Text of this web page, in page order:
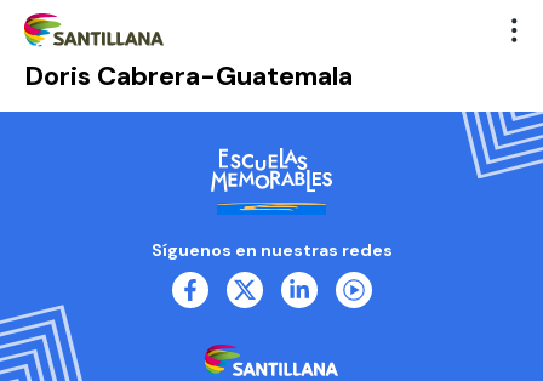
Doris Cabrera-Guatemala
Síguenos en nuestras redes